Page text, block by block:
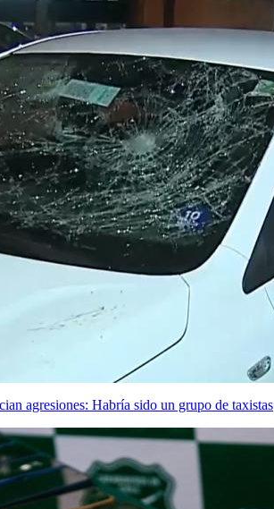
agresiones: Habría sido un grupo de taxistas